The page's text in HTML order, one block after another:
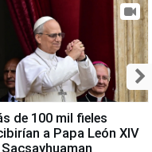
de 100 mil fieles
a Papa León XIV
Sacsayhuaman